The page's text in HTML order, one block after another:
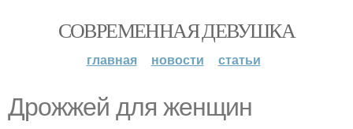
СОВРЕМЕННАЯ ДЕВУШКА
главная новости статьи
Дрожжей для женщин